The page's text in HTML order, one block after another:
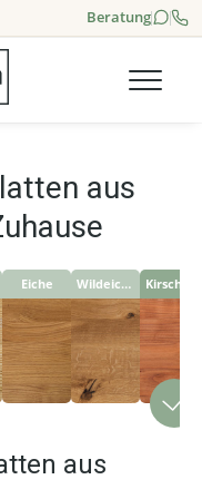
Beratung
aus
Eiche Wildeiche
aus